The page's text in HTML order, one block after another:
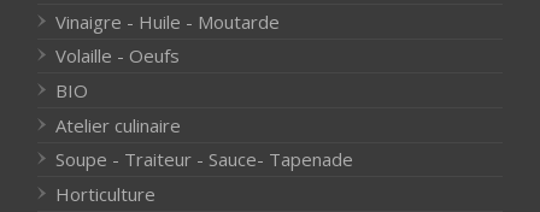
Vinaigre - Huile - Moutarde
Volaille - Oeufs
BIO
Atelier culinaire
Soupe - Traiteur - Sauce- Tapenade
Horticulture